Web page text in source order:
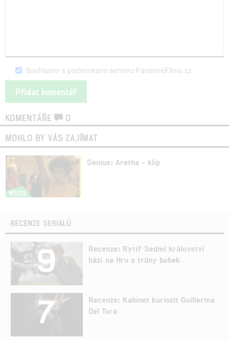
Souhlasím s podmínkami serveru FandimeFilmu.cz
KOMENTÁŘE
0
MOHLO BY VÁS ZAJÍMAT
Genius: Aretha - klip
RECENZE SERIÁLŮ
9
Recenze: Rytíř Sedmi království
hází na Hru o trůny bobek
7
Recenze: Kabinet kuriozit Guillerma
Del Tora